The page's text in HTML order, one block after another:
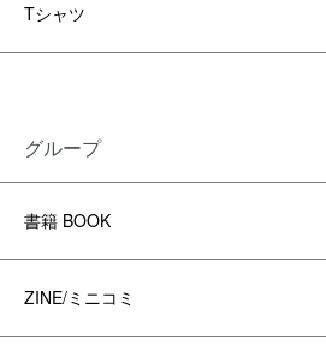
Tシャツ
グループ
書籍 BOOK
ZINE/ミニコミ